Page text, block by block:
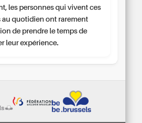
les personnes qui vivent ces
au quotidien ont rarement
de prendre le temps de
leur expérience.